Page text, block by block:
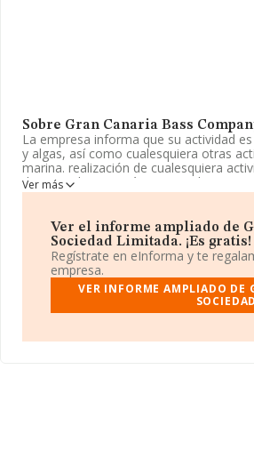
Sobre Gran Canaria Bass
La empresa informa que su actividad
y algas, así como cualesquiera otras
marina. realización de cualesquiera
de pescados, crustáceos y moluscos.
Mercantil como Sociedad Limitada.
La compañíaGran Canaria Bass
B72456486, está situada en Calle
municipio de Las Palmas De Gran
En base a la información de la que
facturación en el ámbito nacional
euros. Respecto a la información de la
Ver más
Ver el informe ampliado de
Sociedad Limitada. ¡Es gratis!
Regístrate en eInforma y te
empresa.
VER INFORME AMPLIADO DE